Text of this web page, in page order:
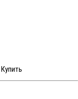
Купить